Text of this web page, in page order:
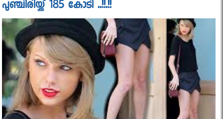
പുഞ്ചിരിയ്ക്ക് 185 കോടി ..!!.!!